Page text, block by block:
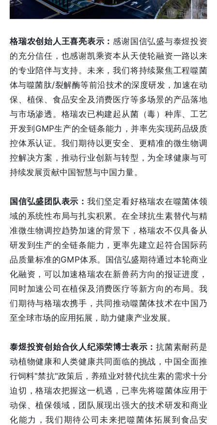
格瑞农创始人王喜亮表示： 感谢国信弘盛与泰煜投资
的充分信任，也感谢凯乘资本从天使轮融资一路以来
的专业陪伴与支持。未来，我们将持续聚焦工程噬菌
体与噬菌肽/裂解酶等前沿技术的深度研发，加速在动
保、植保、食品安全及消费医疗等多场景的产品落地
与市场渗透。格瑞农已构建起从菌（毒）种库、工艺
开发到GMP生产的全链条能力，并率先实现药品级质
控体系认证。我们期待以更安全、更精准的微生物调
控解决方案，推动行业创新与转型，为全球健康与可
持续发展贡献中国智慧与中国力量。
国信弘盛团队表示： 我们坚定看好格瑞农在噬菌体领
域的系统性布局与扎实积累。在全球抗生素替代与精
准微生物调控趋势加速的背景下，格瑞农不仅具备从
研发到生产的全链条能力，更率先建立起符合国际药
品质量标准的GMP体系。国信弘盛期待通过本轮商业
化融资，可以加速格瑞农在新兽药方向的报证进度，
同时加速公司在植保及消费医疗等新方向的布局。我
们期待与格瑞农携手，共同推动噬菌体技术在中国乃
至全球市场的应用拓展，助力健康产业发展。
泰煜投资创始合伙人纪添荣博士表示：抗菌素耐药是
动植物健康和人类健康共同面临的挑战，中国全面推
行饲料"禁抗"政策后，养殖业对替代抗生素的需求十分
迫切，格瑞农把握这一机遇，已率先将噬菌体应用于
动保、植保领域，团队展现出强大的技术研发和商业
化能力，我们期待公司未来把噬菌体拓展到食品安